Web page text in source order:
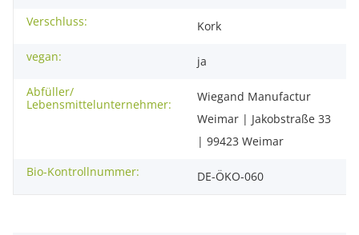
Verschluss:
Kork
vegan:
ja
Abfüller/
Lebensmittelunternehmer:
Wiegand Manufactur
Weimar | Jakobstraße 33
| 99423 Weimar
Bio-Kontrollnummer:
DE-ÖKO-060